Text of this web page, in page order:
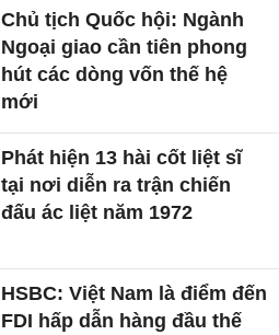
Chủ tịch Quốc hội: Ngành
Ngoại giao cần tiên phong
hút các dòng vốn thế hệ
mới
Phát hiện 13 hài cốt liệt sĩ
tại nơi diễn ra trận chiến
đấu ác liệt năm 1972
HSBC: Việt Nam là điểm đến
FDI hấp dẫn hàng đầu thế